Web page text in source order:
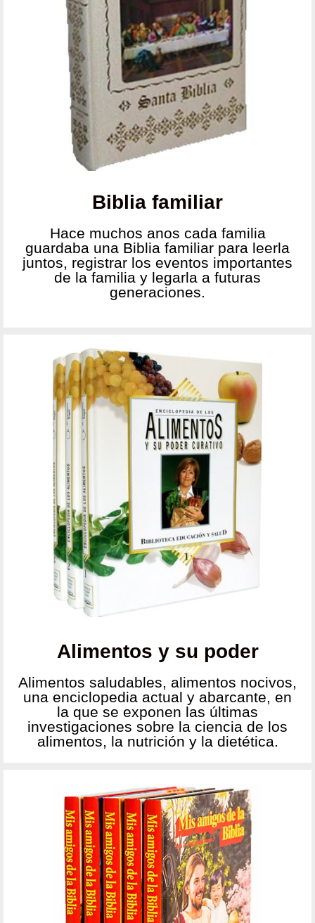
Biblia familiar
Hace muchos anos cada familia
guardaba una Biblia familiar para leerla
juntos, registrar los eventos importantes
de la familia y legarla a futuras
generaciones.
Alimentos y su poder
Alimentos saludables, alimentos nocivos,
una enciclopedia actual y abarcante, en
la que se exponen las últimas
investigaciones sobre la ciencia de los
alimentos, la nutrición y la dietética.